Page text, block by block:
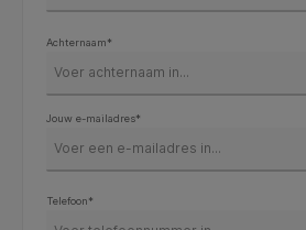
Achternaam*
Jouw e-mailadres*
Telefoon*